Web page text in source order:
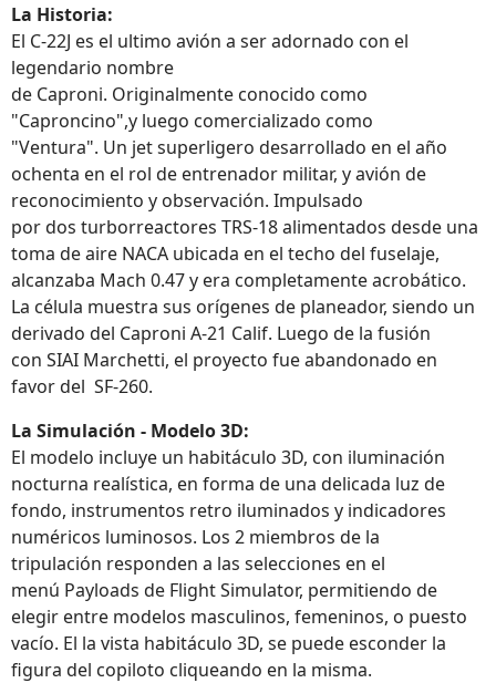
La Historia:
El C-22J es el ultimo avión a ser adornado con el
legendario nombre
de Caproni. Originalmente conocido como
"Caproncino",y luego comercializado como
"Ventura". Un jet superligero desarrollado en el año
ochenta en el rol de entrenador militar, y avión de
reconocimiento y observación. Impulsado
por dos turborreactores TRS-18 alimentados desde una
toma de aire NACA ubicada en el techo del fuselaje,
alcanzaba Mach 0.47 y era completamente acrobático.
La célula muestra sus orígenes de planeador, siendo un
derivado del Caproni A-21 Calif. Luego de la fusión
con SIAI Marchetti, el proyecto fue abandonado en
favor del SF-260.
La Simulación - Modelo 3D:
El modelo incluye un habitáculo 3D, con iluminación
nocturna realística, en forma de una delicada luz de
fondo, instrumentos retro iluminados y indicadores
numéricos luminosos. Los 2 miembros de la
tripulación responden a las selecciones en el
menú Payloads de Flight Simulator, permitiendo de
elegir entre modelos masculinos, femeninos, o puesto
vacío. El la vista habitáculo 3D, se puede esconder la
figura del copiloto cliqueando en la misma.